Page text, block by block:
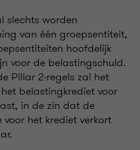
slechts worden
van één groepsentiteit,
hoofdelijk
voor de belastingschuld.
Pillar 2-regels zal het
belastingkrediet voor
in de zin dat de
het krediet verkort